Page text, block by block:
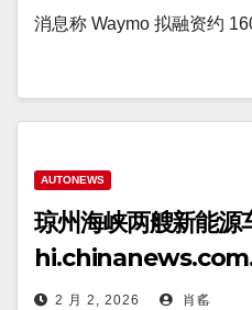
消息称 Waymo 拟融资约
AUTONEWS
琼州海峡两艘新能源
2 月 2, 2026 肖䍃